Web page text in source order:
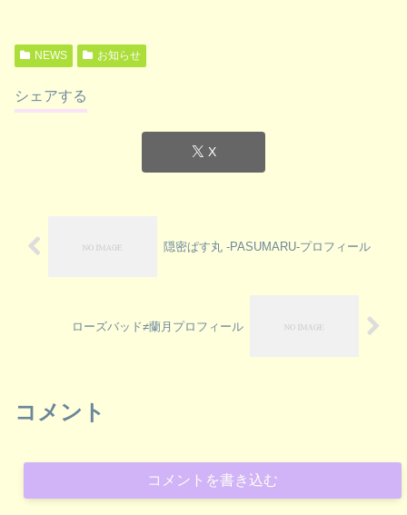
NEWS お知らせ
シェアする
X
隠密ぱす丸 -PASUMARU-プロフィール
ローズバッド≠蘭月プロフィール
コメント
コメントを書き込む